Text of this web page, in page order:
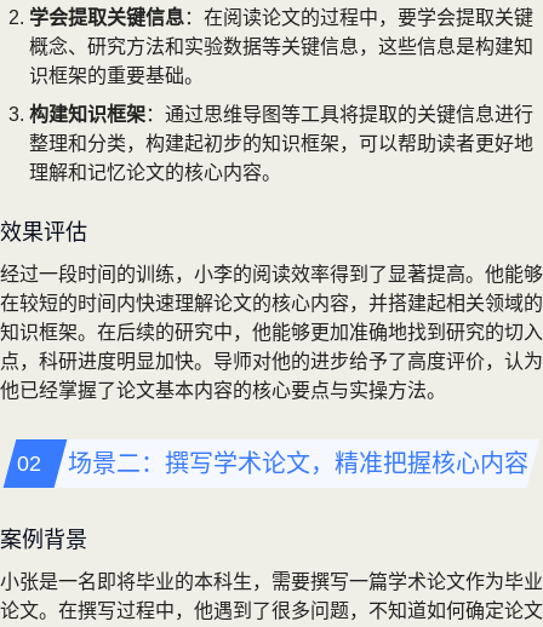
学会提取关键信息：在阅读论文的过程中，要学会提取关键
概念、研究方法和实验数据等关键信息，这些信息是构建知
识框架的重要基础。
构建知识框架：通过思维导图等工具将提取的关键信息进行
整理和分类，构建起初步的知识框架，可以帮助读者更好地
理解和记忆论文的核心内容。
效果评估
经过一段时间的训练，小李的阅读效率得到了显著提高。他能够
在较短的时间内快速理解论文的核心内容，并搭建起相关领域的
知识框架。在后续的研究中，他能够更加准确地找到研究的切入
点，科研进度明显加快。导师对他的进步给予了高度评价，认为
他已经掌握了论文基本内容的核心要点与实操方法。
场景二：撰写学术论文，精准把握核心内容
案例背景
小张是一名即将毕业的本科生，需要撰写一篇学术论文作为毕业
论文。在撰写过程中，他遇到了很多问题，不知道如何确定论文